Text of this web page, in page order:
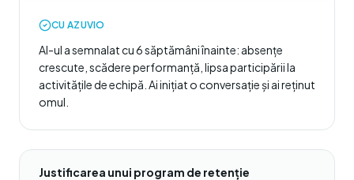
CU AZUVIO
AI-ul a semnalat cu 6 săptămâni înainte: absențe
crescute, scădere performanță, lipsa participării la
activitățile de echipă. Ai inițiat o conversație și ai reținut
omul.
Justificarea unui program de retenție